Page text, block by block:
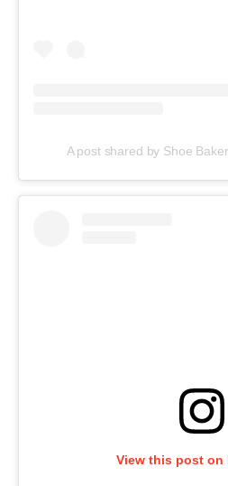
A post shared by Shoe
View this post on